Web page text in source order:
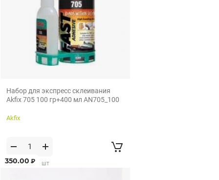
Набор для экспресс склеивания
Akfix 705 100 гр+400 мл AN705_100
Akfix
350.00 ₽
от 1 шт по 1 шт